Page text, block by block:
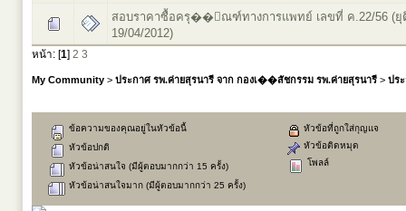
สอบราคาซื้อครุ��ัณฑ์ทางการแพทย์ เลขที่ ค.22/56 (ยุ
19/04/2012)
หน้า: [1] 2 3
My Community > ประกาศ รพ.ค่ายสุรนารี จาก กองเ��สัชกรรม รพ.ค่ายสุรนารี > ปร
ข้อความของคุณอยู่ในหัวข้อนี้
หัวข้อปกติ
หัวข้อน่าสนใจ (มีผู้ตอบมากกว่า 15 ครั้ง)
หัวข้อน่าสนใจมาก (มีผู้ตอบมากกว่า 25 ครั้ง)
หัวข้อที่ถูกใส่กุญแจ
หัวข้อติดหมุด
โพลล์